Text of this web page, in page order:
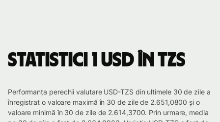
Statistici 1 USD în TZS
Performanța perechii valutare USD-TZS din ultimele 30 de zile a
înregistrat o valoare maximă în 30 de zile de 2.651,0800 și o
valoare minimă în 30 de zile de 2.614,3700. Prin urmare, media